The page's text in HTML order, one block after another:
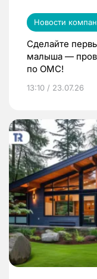
Новости
Сделайте
малыша —
по ОМС!
13:10 / 23.07.26